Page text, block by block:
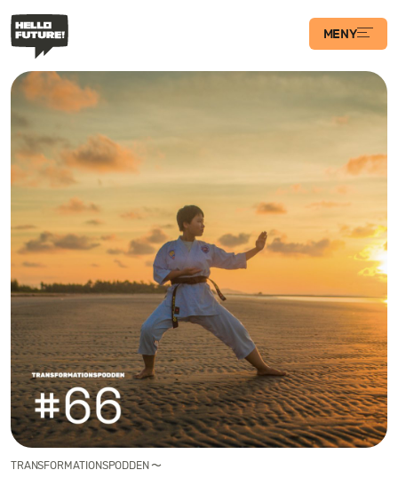
MENY
Våra Program
Case
Transformations­
podden
Artiklar
Filosofi
Kontakt
TRANSFORMATIONSPODDEN 〜